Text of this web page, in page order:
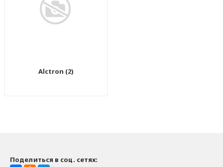
Alctron (2)
Поделиться в соц. сетях: